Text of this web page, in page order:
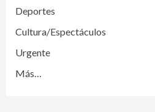
Deportes
Cultura/Espectáculos
Urgente
Más…